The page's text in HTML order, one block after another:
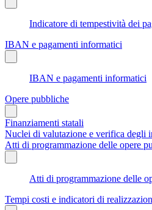
Indicatore di tempestività dei
IBAN e pagamenti informatici
IBAN e pagamenti informatici
Opere pubbliche
Finanziamenti statali
Nuclei di valutazione e verifica degli
Atti di programmazione delle opere
Atti di programmazione delle
Tempi costi e indicatori di